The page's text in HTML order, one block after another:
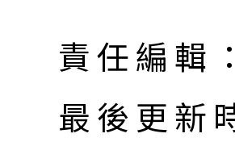
責任編輯
最後更